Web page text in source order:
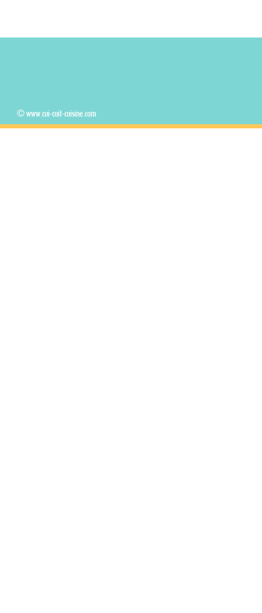
© www.cui-cuit-cuisine.com